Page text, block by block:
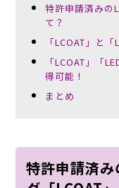
特許申請済みの
て？
「LCOAT」と
「LCOAT」「
得可能！
まとめ
特許申請済